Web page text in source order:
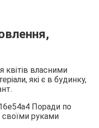
власними
які є в будинку,